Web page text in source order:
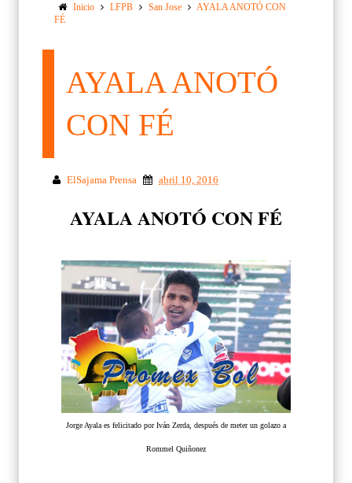
Inicio LFPB San Jose
AYALA ANOTÓ CON
FÉ
AYALA ANOTÓ
CON FÉ
ElSajama Prensa abril 10, 2016
AYALA ANOTÓ CON FÉ
Jorge Ayala es felicitado por Iván Zerda, después de meter un golazo a
Rommel Quiñonez